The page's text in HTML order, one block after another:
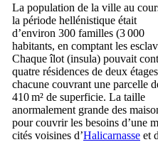
La population de la ville au
la période hellénistique était
d’environ 300 familles (3 000
habitants, en comptant les
Chaque îlot (insula) pouvait
quatre résidences de deux
chacune couvrant une parcelle
410 m² de superficie. La taille
anormalement grande des
pour couvrir les besoins d’une
cités voisines d’Halicarnasse et